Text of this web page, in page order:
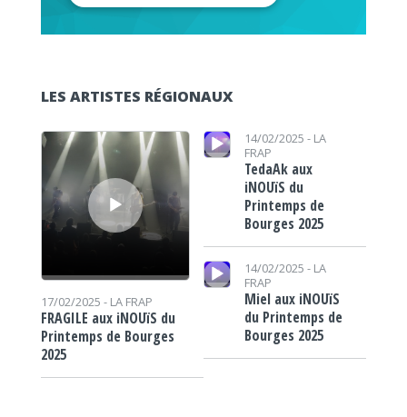
LES ARTISTES RÉGIONAUX
Lecteur audio
17/02/2025 - LA FRAP
FRAGILE aux iNOUïS du
Printemps de Bourges
2025
Lecteur audio 14/02/2025 - LA
FRAP
TedaAk aux
iNOUïS du
Printemps de
Bourges 2025
Lecteur audio
14/02/2025 - LA
FRAP
Miel aux iNOUïS
du Printemps de
Bourges 2025